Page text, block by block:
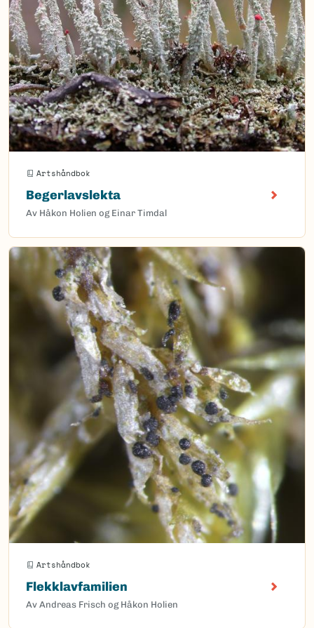
Artshåndbok
Begerlavslekta
Av Håkon Holien og Einar Timdal
Artshåndbok
Flekklavfamilien
Av Andreas Frisch og Håkon Holien